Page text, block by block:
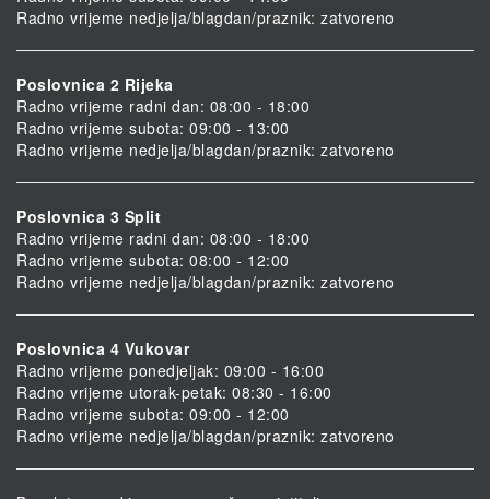
Radno vrijeme nedjelja/blagdan/praznik: zatvoreno
Poslovnica 2 Rijeka
Radno vrijeme radni dan: 08:00 - 18:00
Radno vrijeme subota: 09:00 - 13:00
Radno vrijeme nedjelja/blagdan/praznik: zatvoreno
Poslovnica 3 Split
Radno vrijeme radni dan: 08:00 - 18:00
Radno vrijeme subota: 08:00 - 12:00
Radno vrijeme nedjelja/blagdan/praznik: zatvoreno
Poslovnica 4 Vukovar
Radno vrijeme ponedjeljak: 09:00 - 16:00
Radno vrijeme utorak-petak: 08:30 - 16:00
Radno vrijeme subota: 09:00 - 12:00
Radno vrijeme nedjelja/blagdan/praznik: zatvoreno